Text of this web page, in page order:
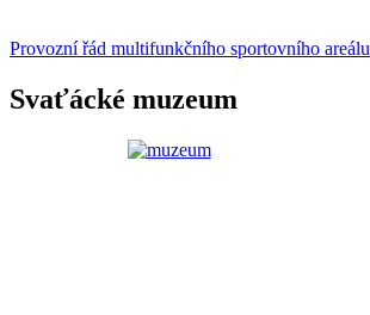
Provozní řád multifunkčního sportovního areálu
Svaťácké muzeum